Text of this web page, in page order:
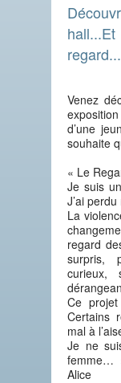
regard...
Venez
d’une
souhaite
« Le
Je suis
J’ai
La
regard
surpris,
curieux,
Ce
Certains
mal à
Je ne
femme…
Alice